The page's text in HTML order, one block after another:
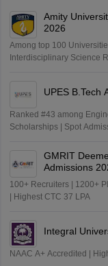
Amity
2026
Among top 100
Interdisciplinary Science
UPES B.Tech
Ranked #43 among
Scholarships | Spot
GMRIT
Admissions
100+ Recruiters | 1200+
| Highest CTC 37 LPA
Integral
NAAC A+ Accredited |